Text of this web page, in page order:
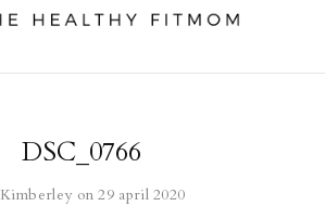
DSC_0766
Kimberley on 29 april 2020